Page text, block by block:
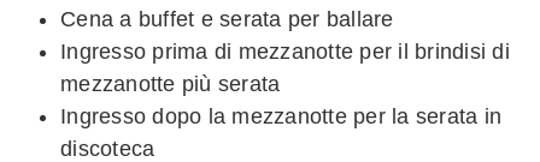
Cena a buffet e serata per ballare
Ingresso prima di mezzanotte per il brindisi di
mezzanotte più serata
Ingresso dopo la mezzanotte per la serata in
discoteca